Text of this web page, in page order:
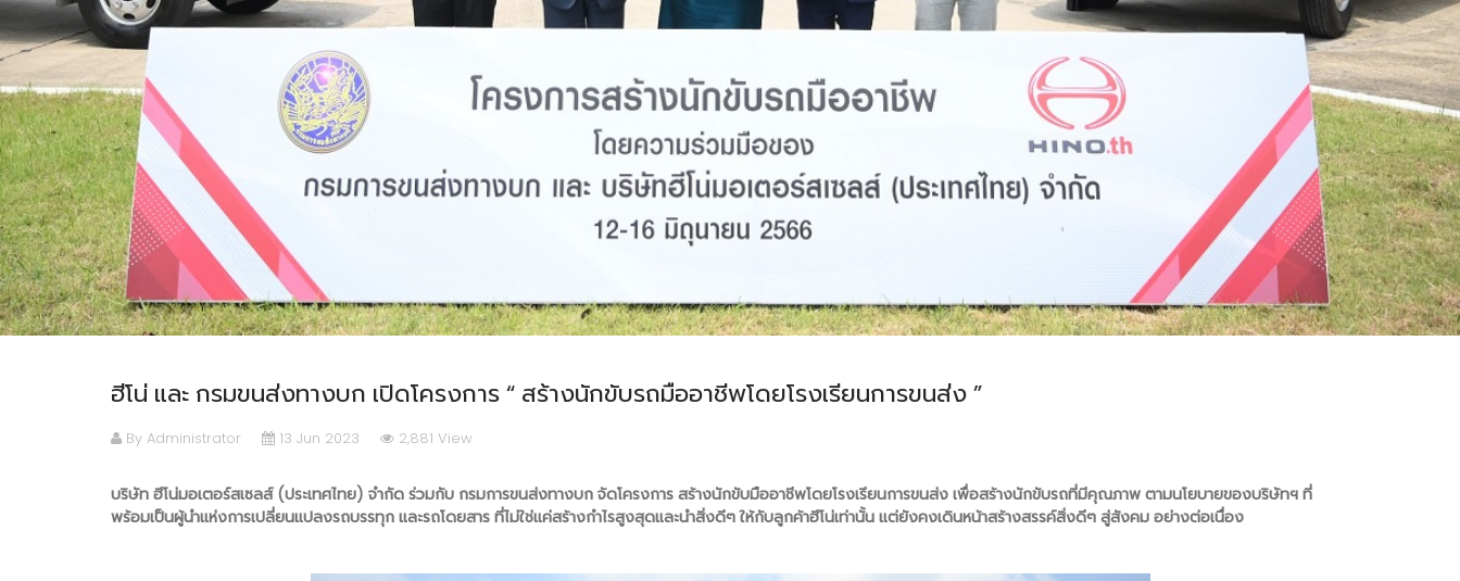
ฮีโน่ และ กรมขนส่งทางบก เปิดโครงการ “ สร้างนักขับรถมืออาชีพโดยโรงเรียนการขนส่ง ”
By Administrator 13 Jun 2023 2,881 View
บริษัท ฮีโน่มอเตอร์สเซลส์ (ประเทศไทย) จำกัด ร่วมกับ กรมการขนส่งทางบก จัดโครงการ สร้างนักขับมืออาชีพโดยโรงเรียนการขนส่ง เพื่อสร้างนักขับรถที่มีคุณภาพ ตามนโยบายของบริษัทฯ ที่
พร้อมเป็นผู้นำแห่งการเปลี่ยนแปลงรถบรรทุก และรถโดยสาร ที่ไม่ใช่แค่สร้างกำไรสูงสุดและนำสิ่งดีๆ ให้กับลูกค้าฮีโน่เท่านั้น แต่ยังคงเดินหน้าสร้างสรรค์สิ่งดีๆ สู่สังคม อย่างต่อเนื่อง